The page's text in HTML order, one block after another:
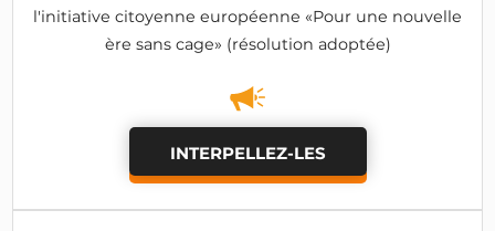
l'initiative citoyenne européenne «Pour une nouvelle
ère sans cage» (résolution adoptée)
INTERPELLEZ-LES